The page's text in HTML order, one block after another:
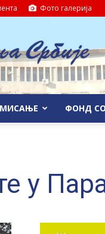
Фото галерија
ФОНД
у